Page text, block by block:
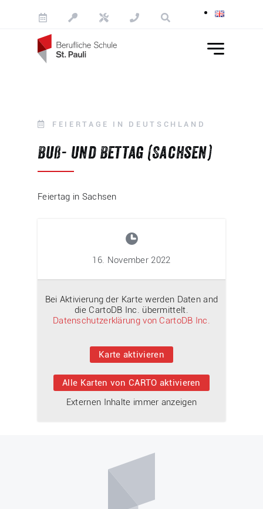
FEIERTAGE IN DEUTSCHLAND
Buß- und Bettag (Sachsen)
Feiertag in Sachsen
16. November 2022
Bei Aktivierung der Karte werden Daten and
die CartoDB Inc. übermittelt.
Datenschutzerklärung von CartoDB Inc.
Karte aktivieren
Alle Karten von CARTO aktivieren
Externen Inhalte immer anzeigen